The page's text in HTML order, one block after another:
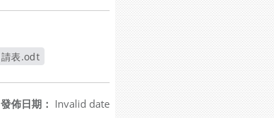
請表.odt
發佈日期： Invalid date